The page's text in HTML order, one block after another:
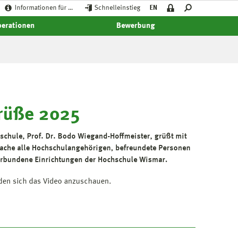
Informationen für … Schnelleinstieg EN
Bewerbung
2025
Prof. Dr. Bodo Wiegand-Hoffmeister, grüßt mit
alle Hochschulangehörigen, befreundete Personen
Einrichtungen der Hochschule Wismar.
sich das Video anzuschauen.